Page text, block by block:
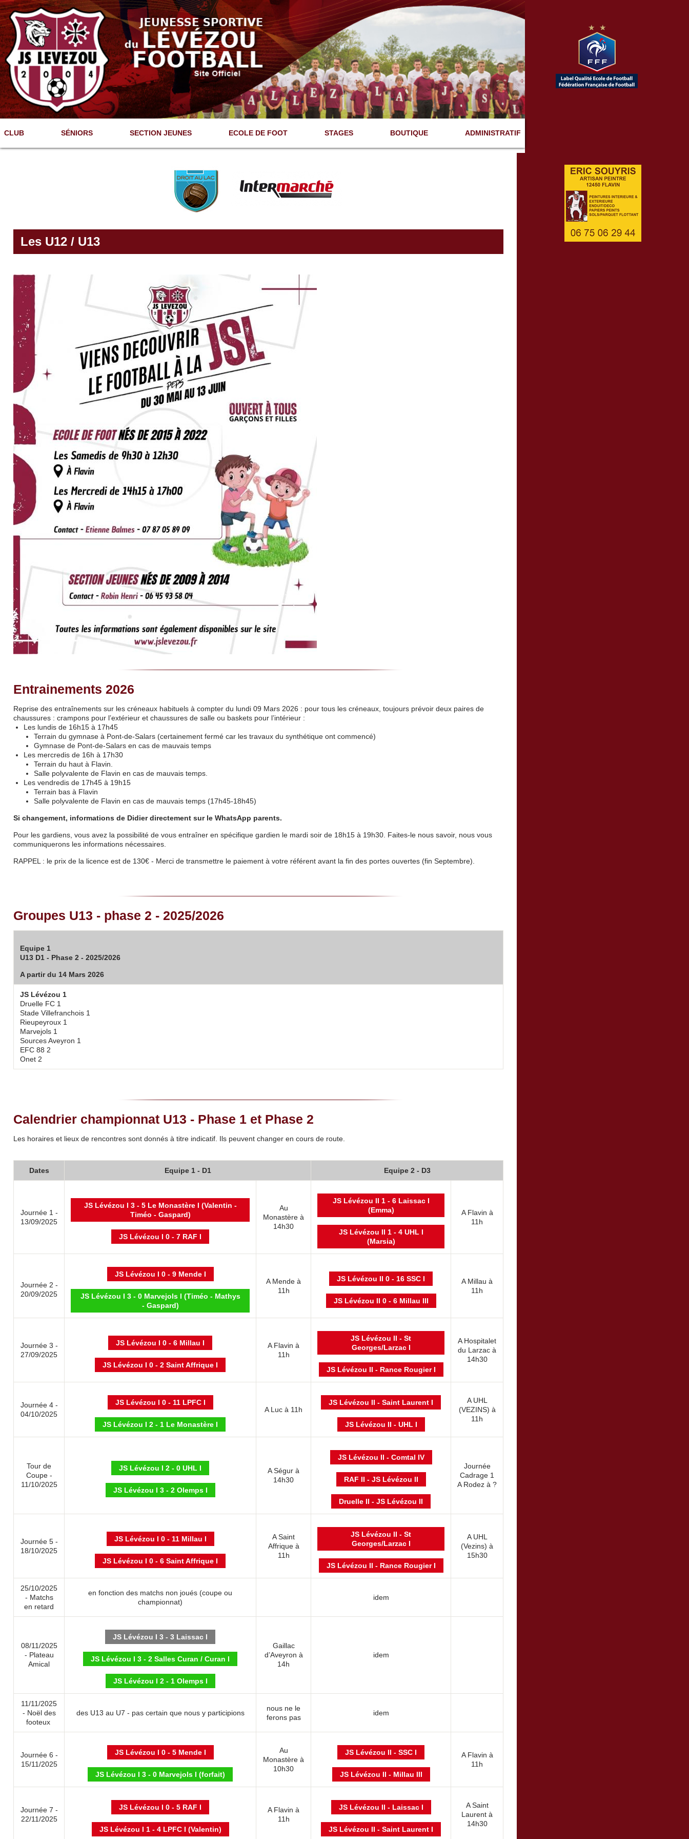
Aller
au
contenu
principal
CLUB SÉNIORS SECTION JEUNES ECOLE DE FOOT STAGES BOUTIQUE ADMINISTRATIF
Les U12 / U13
Entrainements 2026
Reprise des entraînements sur les créneaux habituels à compter du lundi 09 Mars 2026 : pour tous les créneaux, toujours prévoir deux paires de
chaussures : crampons pour l’extérieur et chaussures de salle ou baskets pour l’intérieur :
Les lundis de 16h15 à 17h45
Terrain du gymnase à Pont-de-Salars (certainement fermé car les travaux du synthétique ont commencé)
Gymnase de Pont-de-Salars en cas de mauvais temps
Les mercredis de 16h à 17h30
Terrain du haut à Flavin.
Salle polyvalente de Flavin en cas de mauvais temps.
Les vendredis de 17h45 à 19h15
Terrain bas à Flavin
Salle polyvalente de Flavin en cas de mauvais temps (17h45-18h45)
Si changement, informations de Didier directement sur le WhatsApp parents.
Pour les gardiens, vous avez la possibilité de vous entraîner en spécifique gardien le mardi soir de 18h15 à 19h30. Faites-le nous savoir, nous vous
communiquerons les informations nécessaires.
RAPPEL : le prix de la licence est de 130€ - Merci de transmettre le paiement à votre référent avant la fin des portes ouvertes (fin Septembre).
Groupes U13 - phase 2 - 2025/2026
Equipe 1
U13 D1 - Phase 2 - 2025/2026
A partir du 14 Mars 2026
JS Lévézou 1
Druelle FC 1
Stade Villefranchois 1
Rieupeyroux 1
Marvejols 1
Sources Aveyron 1
EFC 88 2
Onet 2
Calendrier championnat U13 - Phase 1 et Phase 2
Les horaires et lieux de rencontres sont donnés à titre indicatif. Ils peuvent changer en cours de route.
Dates Equipe 1 - D1 Equipe 2 - D3
Journée 1 -
13/09/2025
JS Lévézou I 3 - 5 Le Monastère I (Valentin -
Timéo - Gaspard)
JS Lévézou I 0 - 7 RAF I
Au
Monastère à
14h30
JS Lévézou II 1 - 6 Laissac I
(Emma)
JS Lévézou II 1 - 4 UHL I
(Marsia)
A Flavin à
11h
Journée 2 -
20/09/2025
JS Lévézou I 0 - 9 Mende I
JS Lévézou I 3 - 0 Marvejols I (Timéo - Mathys
- Gaspard)
A Mende à
11h
JS Lévézou II 0 - 16 SSC I
JS Lévézou II 0 - 6 Millau III
A Millau à
11h
Journée 3 -
27/09/2025
JS Lévézou I 0 - 6 Millau I
JS Lévézou I 0 - 2 Saint Affrique I
A Flavin à
11h
JS Lévézou II - St
Georges/Larzac I
JS Lévézou II - Rance Rougier I
A Hospitalet
du Larzac à
14h30
Journée 4 -
04/10/2025
JS Lévézou I 0 - 11 LPFC I
JS Lévézou I 2 - 1 Le Monastère I
A Luc à 11h
JS Lévézou II - Saint Laurent I
JS Lévézou II - UHL I
A UHL
(VEZINS) à
11h
Tour de
Coupe -
11/10/2025
JS Lévézou I 2 - 0 UHL I
JS Lévézou I 3 - 2 Olemps I
A Ségur à
14h30
JS Lévézou II - Comtal IV
RAF II - JS Lévézou II
Druelle II - JS Lévézou II
Journée
Cadrage 1
A Rodez à ?
Journée 5 -
18/10/2025
JS Lévézou I 0 - 11 Millau I
JS Lévézou I 0 - 6 Saint Affrique I
A Saint
Affrique à
11h
JS Lévézou II - St
Georges/Larzac I
JS Lévézou II - Rance Rougier I
A UHL
(Vezins) à
15h30
25/10/2025
- Matchs
en retard
en fonction des matchs non joués (coupe ou
championnat)
idem
08/11/2025
- Plateau
Amical
JS Lévézou I 3 - 3 Laissac I
JS Lévézou I 3 - 2 Salles Curan / Curan l
JS Lévézou I 2 - 1 Olemps I
Gaillac
d’Aveyron à
14h
idem
11/11/2025
- Noël des
footeux
des U13 au U7 - pas certain que nous y participions
nous ne le
ferons pas
idem
Journée 6 -
15/11/2025
JS Lévézou I 0 - 5 Mende I
JS Lévézou I 3 - 0 Marvejols I (forfait)
Au
Monastère à
10h30
JS Lévézou II - SSC I
JS Lévézou II - Millau III
A Flavin à
11h
Journée 7 -
22/11/2025
JS Lévézou I 0 - 5 RAF I
JS Lévézou I 1 - 4 LPFC I (Valentin)
A Flavin à
11h
JS Lévézou II - Laissac I
JS Lévézou II - Saint Laurent I
A Saint
Laurent à
14h30